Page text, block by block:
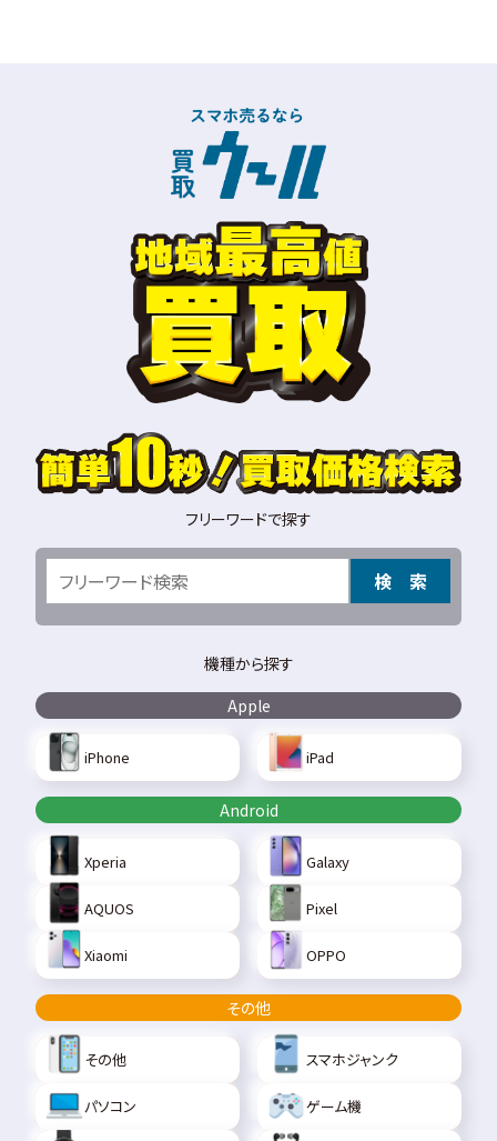
フリーワードで探す
検 索
機種から探す
Apple
iPhone iPad
Android
Xperia Galaxy
AQUOS Pixel
Xiaomi OPPO
その他
その他 スマホジャンク
パソコン ゲーム機